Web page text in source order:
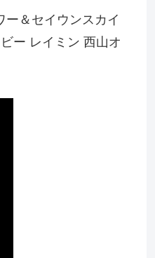
＆セイウンスカイ
ー レイミン 西山オ